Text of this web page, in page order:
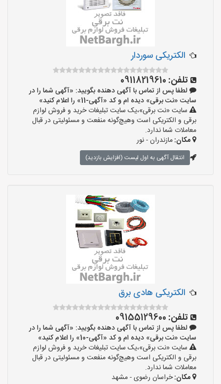
الکتریکی سوردار
تلفن: 09118219610
لطفا پس از تماس با آگهی دهنده بگویید: «آگهی شما را در
سایت «نت برقی» دیده ام و کد «آگهی-11» را اعلام کنید»
سایت «نت برقی»،یک سایت تبلیغات خرید و فروش لوازم
برقی و الکتریکی است وهیچ‌گونه منفعت و مسئولیتی در قبال
معاملات شما ندارد.
مکان:مازندران - نور
انتقال آگهی به اول لیست (افزایش بازدید)
الکتریکی هادی برق
تلفن: 09155129600
لطفا پس از تماس با آگهی دهنده بگویید: «آگهی شما را در
سایت «نت برقی» دیده ام و کد «آگهی-10» را اعلام کنید»
سایت «نت برقی»،یک سایت تبلیغات خرید و فروش لوازم
برقی و الکتریکی است وهیچ‌گونه منفعت و مسئولیتی در قبال
معاملات شما ندارد.
مکان:خراسان رضوی - مشهد